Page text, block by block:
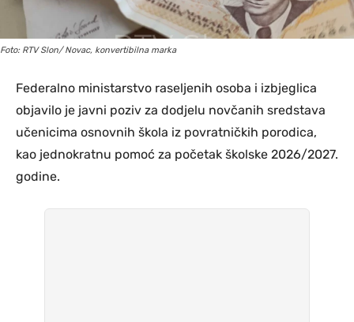
Foto: RTV Slon/ Novac, konvertibilna marka
Federalno ministarstvo raseljenih osoba i izbjeglica
objavilo je javni poziv za dodjelu novčanih sredstava
učenicima osnovnih škola iz povratničkih porodica,
kao jednokratnu pomoć za početak školske 2026/2027.
godine.